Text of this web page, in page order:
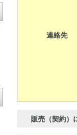
連絡先
販売（契約）